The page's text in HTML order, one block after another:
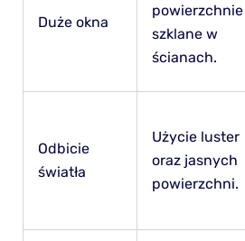
Duże okna
powierzchnie
szklane w
ścianach.
Odbicie
światła
Użycie luster
oraz jasnych
powierzchni.